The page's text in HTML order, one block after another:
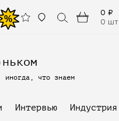
%
0 ₽
0 шт
иногда, что знаем
Интервью Индустрия